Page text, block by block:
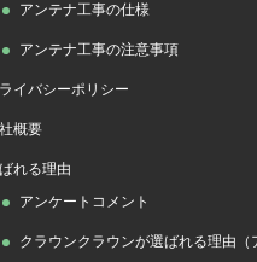
アンテナ工事の仕様
アンテナ工事の注意事項
イバシーポリシー
概要
れる理由
アンケートコメント
クラウンクラウンが選ばれる理由（